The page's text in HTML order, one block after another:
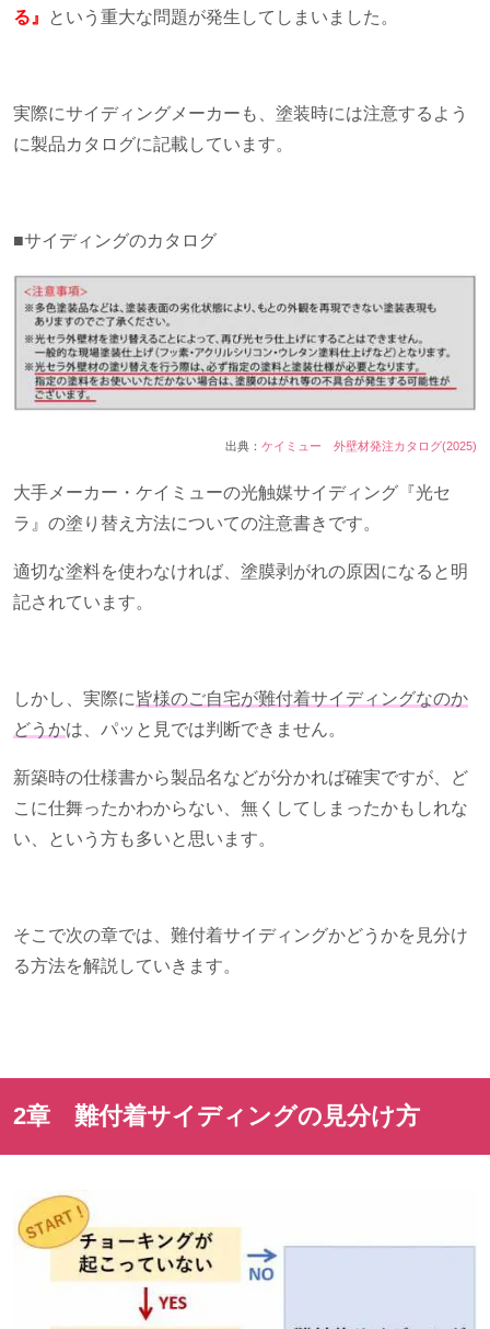
る』 という重大な問題が発生してしまいました。
実際にサイディングメーカーも、塗装時には注意するよう
に製品カタログに記載しています。
■サイディングのカタログ
出典： ケイミュー 外壁材発注カタログ(2025)
大手メーカー・ケイミューの光触媒サイディング『光セ
ラ』の塗り替え方法についての注意書きです。
適切な塗料を使わなければ、塗膜剥がれの原因になると明
記されています。
しかし、実際に皆様のご自宅が難付着サイディングなのか
どうかは、パッと見では判断できません。
新築時の仕様書から製品名などが分かれば確実ですが、ど
こに仕舞ったかわからない、無くしてしまったかもしれな
い、という方も多いと思います。
そこで次の章では、難付着サイディングかどうかを見分け
る方法を解説していきます。
2章 難付着サイディングの見分け方